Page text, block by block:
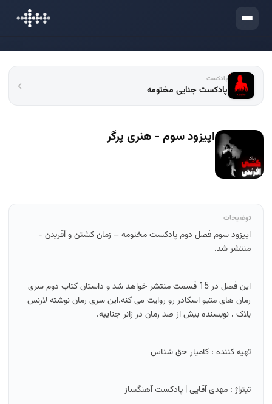
ورود
پادکست
پادکست جنایی مختومه
اپیزود سوم - هنری پرگر
توضیحات
اپیزود سوم فصل دوم پادکست مختومه – زمان کشتن و آفریدن -
منتشر شد.
این فصل در 15 قسمت منتشر خواهد شد و داستان کتاب دوم سری
رمان های متیو اسکادر رو روایت می کنه.این سری رمان نوشته لارنس
بلاک ، نویسنده بیش از صد رمان در ژانر جناییه.
تهیه کننده : کامیار حق شناس
تیتراژ : مهدی آقایی | پادکست آهنگساز